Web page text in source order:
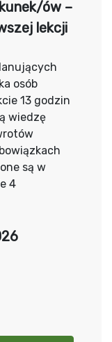
ów –
lekcji
osób
13 godzin
wiedzę
są w
4